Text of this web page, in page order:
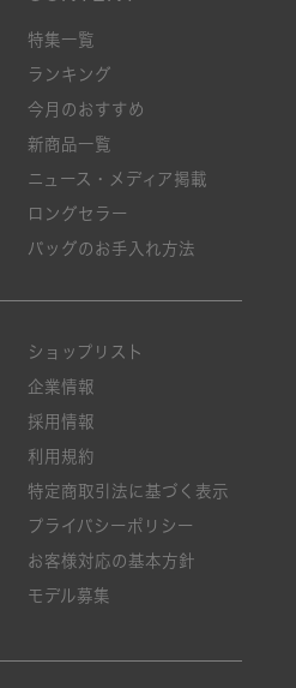
特集一覧
ランキング
今月のおすすめ
新商品一覧
ニュース・メディア掲載
ロングセラー
バッグのお手入れ方法
ショップリスト
企業情報
採用情報
利用規約
特定商取引法に基づく表示
プライバシーポリシー
お客様対応の基本方針
モデル募集